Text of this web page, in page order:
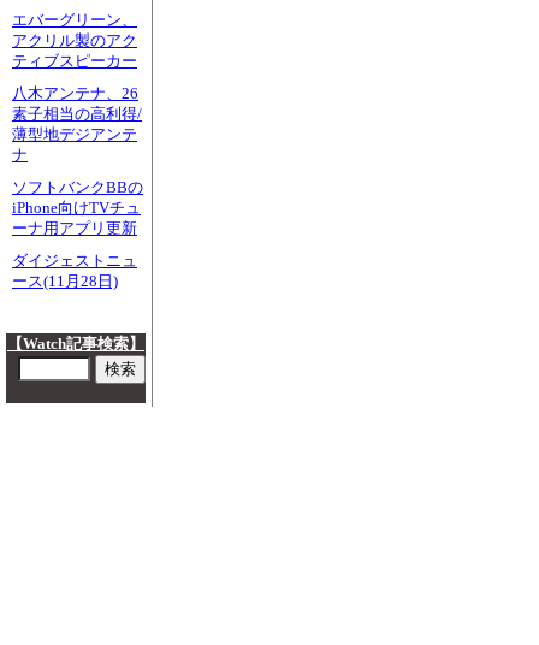
エバーグリーン、
アクリル製のアク
ティブスピーカー
八木アンテナ、26
素子相当の高利得/
薄型地デジアンテ
ナ
ソフトバンクBBの
iPhone向けTVチュ
ーナ用アプリ更新
ダイジェストニュ
ース(11月28日)
【Watch記事検索】